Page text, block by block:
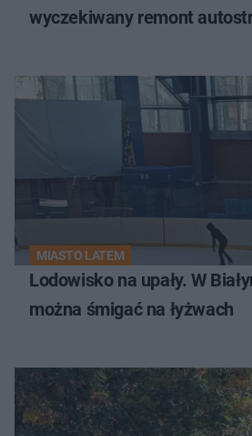
wyczekiwany remont
MIASTO LATEM
Lodowisko na upały. W
można śmigać na łyżwach